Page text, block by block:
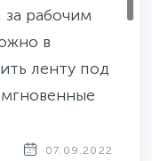
рабочим
в
ленту под
07.09.2022